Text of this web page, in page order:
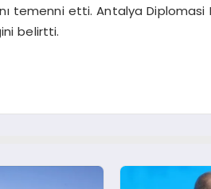
temenni etti. Antalya Diplomasi
belirtti.